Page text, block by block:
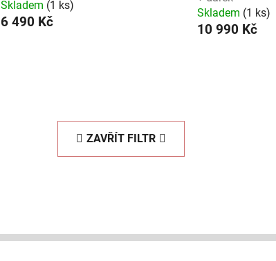
Skladem (1 ks)
6 490 Kč
Skladem (1 ks)
10 990 Kč
ZAVŘÍT FILTR